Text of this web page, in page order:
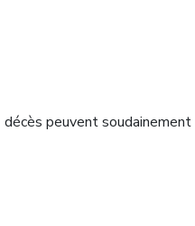
peuvent soudainement